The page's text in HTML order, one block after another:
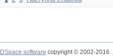
DSpace software copyright © 2002-2016